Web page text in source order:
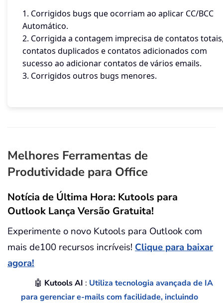
1. Corrigidos bugs que ocorriam ao aplicar CC/BCC
Automático.
2. Corrigida a contagem imprecisa de contatos
contatos duplicados e contatos adicionados com
sucesso ao adicionar contatos de vários emails.
3. Corrigidos outros bugs menores.
Melhores Ferramentas de
Produtividade para Office
Notícia de Última Hora: Kutools para
Outlook Lança Versão Gratuita!
Experimente o novo Kutools para Outlook com
mais de100 recursos incríveis! Clique para baixar
agora!
🤖 Kutools AI : Utiliza tecnologia avançada de IA
para gerenciar e-mails com facilidade, incluindo